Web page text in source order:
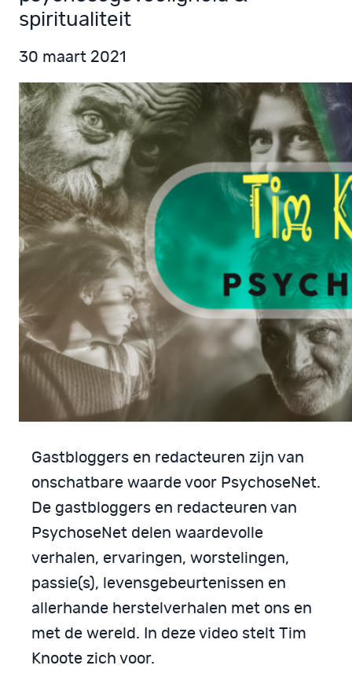
spiritualiteit
30 maart 2021
Gastbloggers en redacteuren zijn van
onschatbare waarde voor PsychoseNet.
De gastbloggers en redacteuren van
PsychoseNet delen waardevolle
verhalen, ervaringen, worstelingen,
passie(s), levensgebeurtenissen en
allerhande herstelverhalen met ons en
met de wereld. In deze video stelt Tim
Knoote zich voor.